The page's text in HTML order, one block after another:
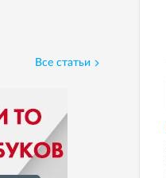
Все статьи